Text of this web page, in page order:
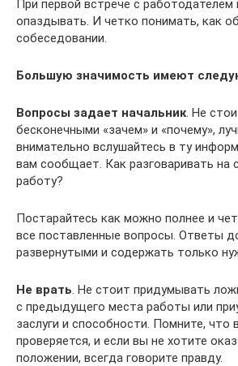
При первой встрече с работодателем
опаздывать. И четко понимать, как
собеседовании.
Большую значимость имеют
Вопросы задает начальник. Не
бесконечными «зачем» и «почему»,
внимательно вслушайтесь в ту
вам сообщает. Как разговаривать на
работу?
Постарайтесь как можно полнее и
все поставленные вопросы. Ответы
развернутыми и содержать только
Не врать. Не стоит придумывать
с предыдущего места работы или
заслуги и способности. Помните, что
проверяется, и если вы не хотите
положении, всегда говорите правду.